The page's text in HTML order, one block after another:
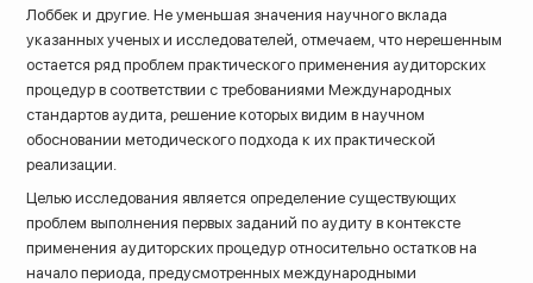
Лоббек и другие. Не уменьшая значения научного вклада
указанных ученых и исследователей, отмечаем, что нерешенным
остается ряд проблем практического применения аудиторских
процедур в соответствии с требованиями Международных
стандартов аудита, решение которых видим в научном
обосновании методического подхода к их практической
реализации.
Целью исследования является определение существующих
проблем выполнения первых заданий по аудиту в контексте
применения аудиторских процедур относительно остатков на
начало периода, предусмотренных международными